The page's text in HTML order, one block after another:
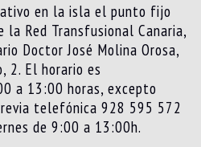
en la isla el punto fijo
la Red Transfusional Canaria,
Doctor José Molina Orosa,
2. El horario es
a 13:00 horas, excepto
telefónica 928 595 572
de 9:00 a 13:00h.